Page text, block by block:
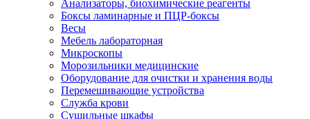
Анализаторы, биохимические реагенты
Боксы ламинарные и ПЦР-боксы
Весы
Мебель лабораторная
Микроскопы
Морозильники медицинские
Оборудование для очистки и хранения воды
Перемешивающие устройства
Служба крови
Сушильные шкафы